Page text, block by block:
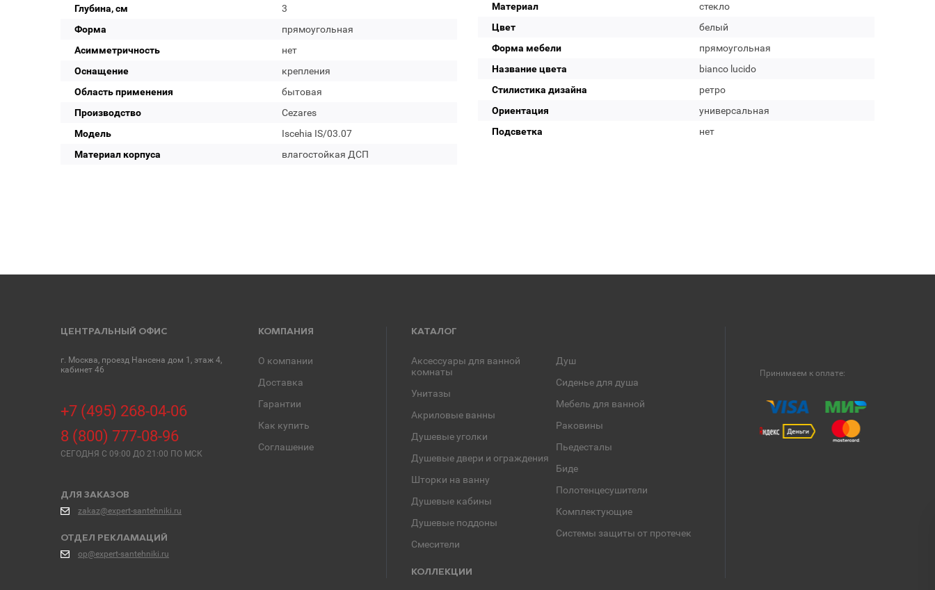
Глубина, см
3
Форма
прямоугольная
Асимметричность
нет
Оснащение
крепления
Область применения
бытовая
Производство
Cezares
Модель
Iscehia IS/03.07
Материал корпуса
влагостойкая ДСП
Материал
стекло
Цвет
белый
Форма мебели
прямоугольная
Название цвета
bianco lucido
Стилистика дизайна
ретро
Ориентация
универсальная
Подсветка
нет
ЦЕНТРАЛЬНЫЙ ОФИС
г. Москва, проезд Нансена дом 1, этаж 4,
кабинет 46
+7 (495) 268-04-06
8 (800) 777-08-96
СЕГОДНЯ C 09:00 ДО 21:00 ПО МСК
ДЛЯ ЗАКАЗОВ
zakaz@expert-santehniki.ru
ОТДЕЛ РЕКЛАМАЦИЙ
op@expert-santehniki.ru
КОМПАНИЯ
О компании
Доставка
Гарантии
Как купить
Соглашение
КАТАЛОГ
Аксессуары для ванной
комнаты
Унитазы
Акриловые ванны
Душевые уголки
Душевые двери и ограждения
Шторки на ванну
Душевые кабины
Душевые поддоны
Смесители
Душ
Сиденье для душа
Мебель для ванной
Раковины
Пьедесталы
Биде
Полотенцесушители
Комплектующие
Системы защиты от протечек
КОЛЛЕКЦИИ
Принимаем к оплате: